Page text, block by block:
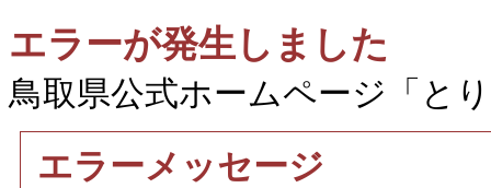
エラーが発生しました
鳥取県公式ホームページ「と
エラーメッセージ